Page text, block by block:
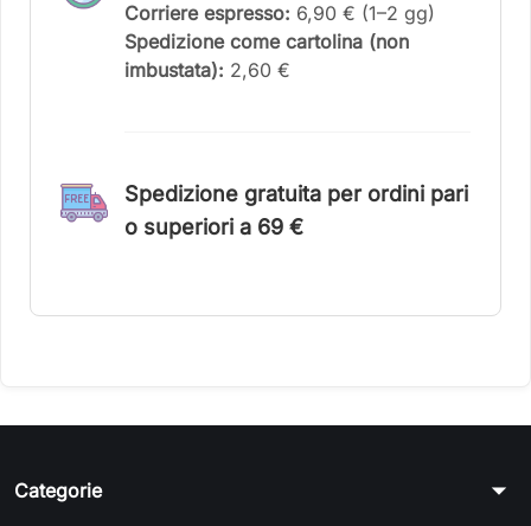
Corriere espresso: 6,90 € (1–2 gg)
Spedizione come cartolina (non
imbustata): 2,60 €
Spedizione gratuita per ordini pari
o superiori a 69 €
Categorie arrow_drop_down